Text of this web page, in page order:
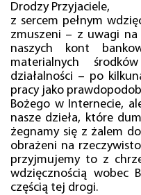
Drodzy Przyjaciele,
z sercem pełnym
zmuszeni – z uwagi na
naszych kont
materialnych
działalności – po
pracy jako
Bożego w Internecie,
nasze dzieła, które
żegnamy się z żalem
obrażeni na
przyjmujemy to z
wdzięcznością wobec
częścią tej drogi.